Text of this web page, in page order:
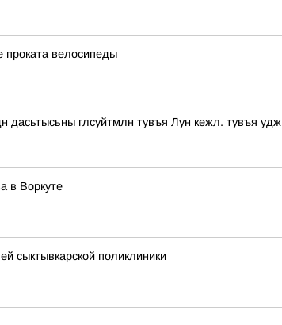
проката велосипеды
дасьтысьны глсуйтмлн тувъя Лун кежл. тувъя
в Воркуте
сыктывкарской поликлиники